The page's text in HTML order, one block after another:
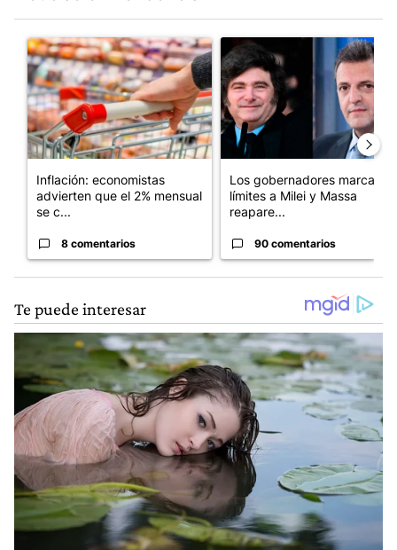
Un artículo de tendencia con el título "Inflación: economistas
Inflación: economistas
advierten que el 2% mensual
se c...
8 comentarios
Un artículo de tendencia
Los gobernadores marcan
límites a Milei y Massa
reapare...
90 comentarios